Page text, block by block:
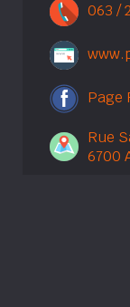
063 /
Page
Rue
6700